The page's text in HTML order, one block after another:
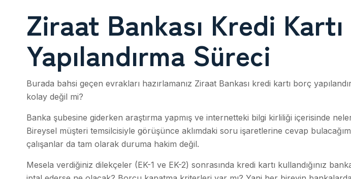
Ziraat Bankası Kredi
Yapılandırma Süreci
Burada bahsi geçen evrakları hazırlamanız Ziraat Bankası kredi kartı borç
kolay değil mi?
Banka şubesine giderken araştırma yapmış ve internetteki bilgi kirliliği içerisinde
Bireysel müşteri temsilcisiyle görüşünce aklımdaki soru işaretlerine cevap
çalışanlar da tam olarak duruma hakim değil.
Mesela verdiğiniz dilekçeler (EK-1 ve EK-2) sonrasında kredi kartı kullandığınız